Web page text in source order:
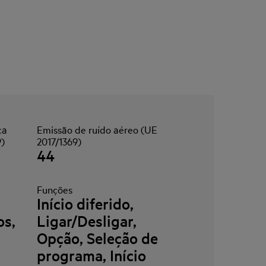
Emissão de ruído aéreo (UE
2017/1369)
44
Funções
Início diferido,
Ligar/Desligar,
Opção, Seleção de
programa, Início